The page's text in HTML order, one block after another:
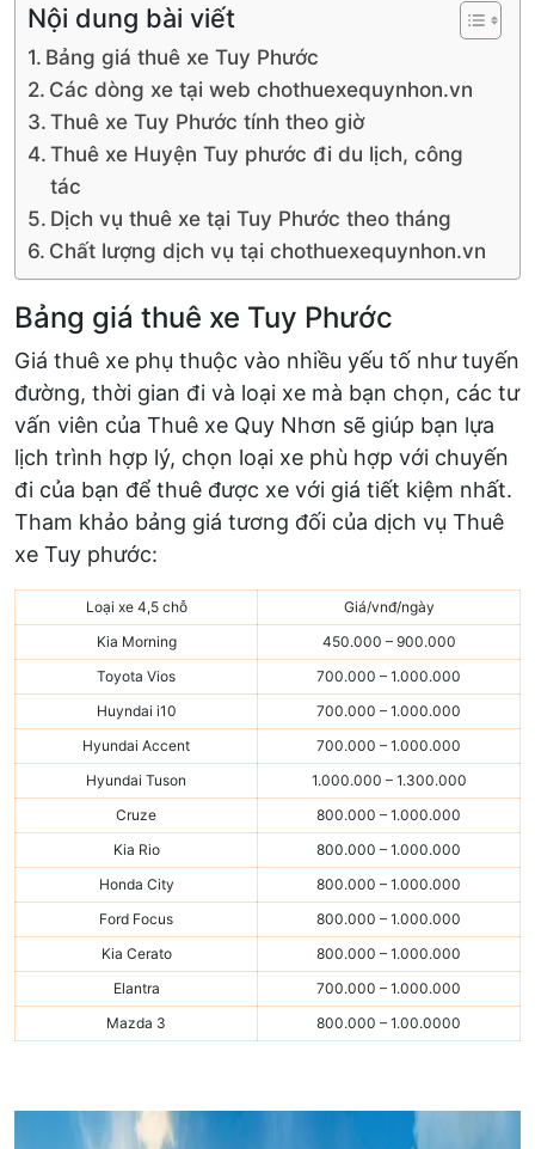
Nội dung bài viết
Bảng giá thuê xe Tuy Phước
Các dòng xe tại web chothuexequynhon.vn
Thuê xe Tuy Phước tính theo giờ
Thuê xe Huyện Tuy phước đi du lịch, công
tác
Dịch vụ thuê xe tại Tuy Phước theo tháng
Chất lượng dịch vụ tại chothuexequynhon.vn
Bảng giá thuê xe Tuy Phước
Giá thuê xe phụ thuộc vào nhiều yếu tố như tuyến
đường, thời gian đi và loại xe mà bạn chọn, các tư
vấn viên của Thuê xe Quy Nhơn sẽ giúp bạn lựa
lịch trình hợp lý, chọn loại xe phù hợp với chuyến
đi của bạn để thuê được xe với giá tiết kiệm nhất.
Tham khảo bảng giá tương đối của dịch vụ Thuê
xe Tuy phước:
Loại xe 4,5 chỗ
Giá/vnđ/ngày
Kia Morning
450.000 – 900.000
Toyota Vios
700.000 – 1.000.000
Huyndai i10
700.000 – 1.000.000
Hyundai Accent
700.000 – 1.000.000
Hyundai Tuson
1.000.000 – 1.300.000
Cruze
800.000 – 1.000.000
Kia Rio
800.000 – 1.000.000
Honda City
800.000 – 1.000.000
Ford Focus
800.000 – 1.000.000
Kia Cerato
800.000 – 1.000.000
Elantra
700.000 – 1.000.000
Mazda 3
800.000 – 1.00.0000